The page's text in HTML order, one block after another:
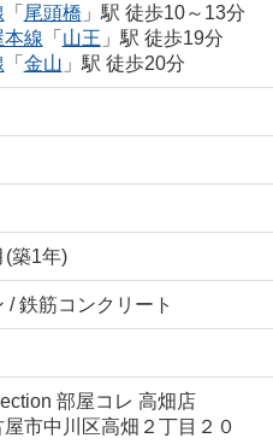
「 尾頭橋 」駅 徒歩10～13分
本線 「 山王 」駅 徒歩19分
「 金山 」駅 徒歩20分
(築1年)
/ 鉄筋コンクリート
部屋コレ 高畑店
市中川区高畑２丁目２０